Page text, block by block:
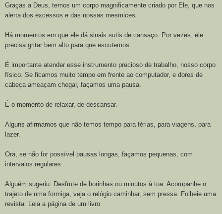
Graças a Deus, temos um corpo magnificamente criado por Ele, que nos
alerta dos excessos e das nossas mesmices.
Há momentos em que ele dá sinais sutis de cansaço. Por vezes, ele
precisa gritar bem alto para que escutemos.
É importante atender esse instrumento precioso de trabalho, nosso corpo
físico. Se ficamos muito tempo em frente ao computador, e dores de
cabeça ameaçam chegar, façamos uma pausa.
É o momento de relaxar, de descansar.
Alguns afirmamos que não temos tempo para férias, para viagens, para
lazer.
Ora, se não for possível pausas longas, façamos pequenas, com
intervalos regulares.
Alguém sugeriu: Desfrute de horinhas ou minutos à toa. Acompanhe o
trajeto de uma formiga, veja o relógio caminhar, sem pressa. Folheie uma
revista. Leia a página de um livro.